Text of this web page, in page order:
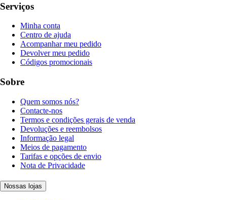
Serviços
Minha conta
Centro de ajuda
Acompanhar meu pedido
Devolver meu pedido
Códigos promocionais
Sobre
Quem somos nós?
Contacte-nos
Termos e condições gerais de venda
Devoluções e reembolsos
Informação legal
Meios de pagamento
Tarifas e opções de envio
Nota de Privacidade
Nossas lojas